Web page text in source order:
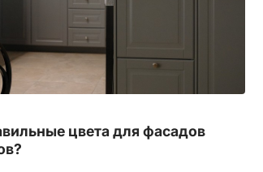
цвета для фасадов